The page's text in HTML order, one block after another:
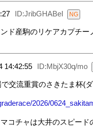
ID:JribGHABeI
ド産駒のリケアカプチ
ID:MbjX30q/mo
交流重賞のさきたま杯(ダ
2026/
コチャは大井のスピー